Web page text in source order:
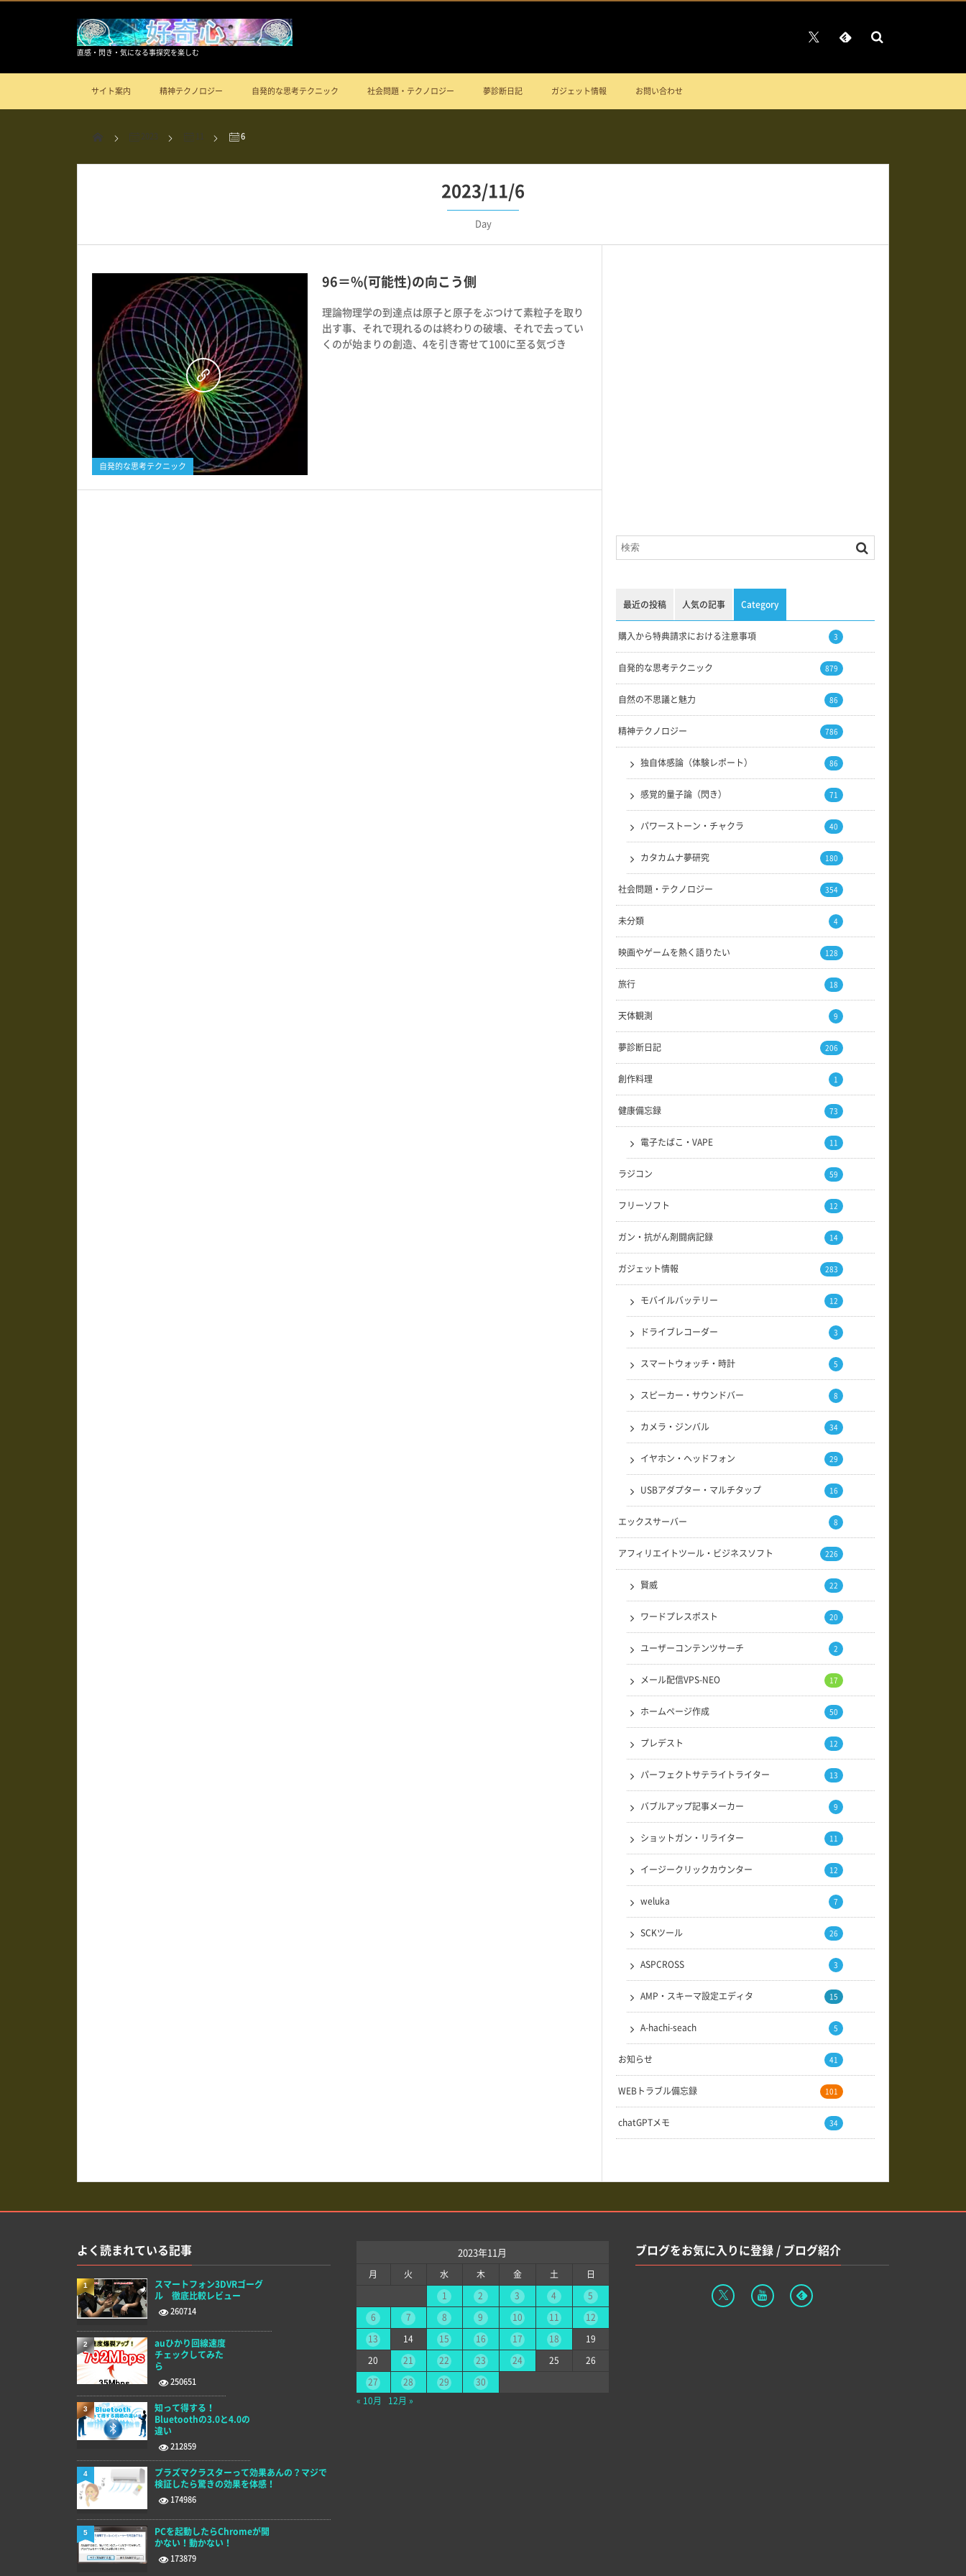
直感・閃き・気になる事探究を楽しむ
サイト案内 精神テクノロジー 自発的な思考テクニック 社会問題・テクノロジー 夢診断日記 ガジェット情報 お問い合わせ
2023 11 6
2023/11/6
Day
自発的な思考テクニック
0
96＝%(可能性)の向こう側
理論物理学の到達点は原子と原子をぶつけて素粒子を取り
出す事、それで現れるのは終わりの破壊、それで去ってい
くのが始まりの創造、4を引き寄せて100に至る気づき
最近の投稿 人気の記事 Category
購入から特典請求における注意事項 3
自発的な思考テクニック 879
自然の不思議と魅力 86
精神テクノロジー 786
独自体感論（体験レポート） 86
感覚的量子論（閃き） 71
パワーストーン・チャクラ 40
カタカムナ夢研究 180
社会問題・テクノロジー 354
未分類 4
映画やゲームを熱く語りたい 128
旅行 18
天体観測 9
夢診断日記 206
創作料理 1
健康備忘録 73
電子たばこ・VAPE 11
ラジコン 59
フリーソフト 12
ガン・抗がん剤闘病記録 14
ガジェット情報 283
モバイルバッテリー 12
ドライブレコーダー 3
スマートウォッチ・時計 5
スピーカー・サウンドバー 8
カメラ・ジンバル 34
イヤホン・ヘッドフォン 29
USBアダプター・マルチタップ 16
エックスサーバー 8
アフィリエイトツール・ビジネスソフト 226
賢威 22
ワードプレスポスト 20
ユーザーコンテンツサーチ 2
メール配信VPS-NEO 17
ホームページ作成 50
プレデスト 12
パーフェクトサテライトライター 13
バブルアップ記事メーカー 9
ショットガン・リライター 11
イージークリックカウンター 12
weluka 7
SCKツール 26
ASPCROSS 3
AMP・スキーマ設定エディタ 15
A-hachi-seach 5
お知らせ 41
WEBトラブル備忘録 101
chatGPTメモ 34
よく読まれている記事
スマートフォン3DVRゴーグ
ル 徹底比較レビュー
260714
1
auひかり回線速度
チェックしてみた
ら
250651
2
知って得する！
Bluetoothの3.0と4.0の
違い
212859
3
プラズマクラスターって効果あんの？マジで
検証したら驚きの効果を体感！
174986
4
PCを起動したらChromeが開
かない！動かない！
173879
5
2023年11月
月 火 水 木 金 土
日
1
2 3 4
5
6
7 8 9 10 11
12
13
14 15 16 17 18
19
20
21 22 23 24 25
26
27
28 29
30
« 10月
12月 »
ブログをお気に入りに登録 / ブログ紹介